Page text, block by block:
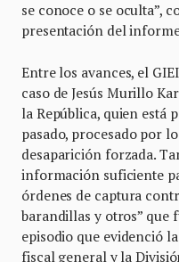
se conoce o se oculta”,
presentación del
Entre los avances, el
caso de Jesús Murillo
la República, quien está
pasado, procesado por
desaparición forzada.
información suficiente
órdenes de captura
barandillas y otros” que
episodio que evidenció
fiscal general y la